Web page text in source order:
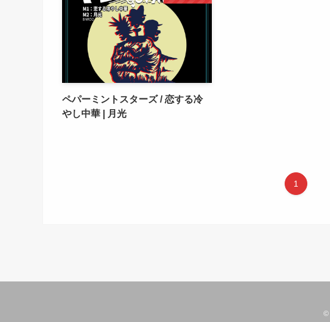
ペパーミントスターズ / 恋する冷
やし中華 | 月光
1
©